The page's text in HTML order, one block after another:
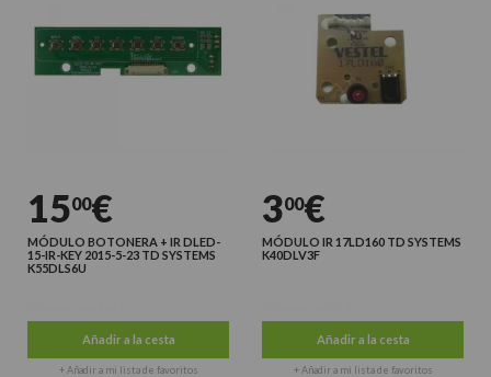
1500€
MÓDULO BOTONERA + IR DLED-
15-IR-KEY 2015-5-23 TD SYSTEMS
K55DLS6U
Añadir a la cesta
+ Añadir a mi lista de favoritos
300€
MÓDULO IR 17LD160 TD SYSTEMS
K40DLV3F
Añadir a la cesta
+ Añadir a mi lista de favoritos